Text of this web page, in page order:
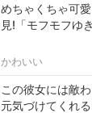
めちゃくちゃ可
見!「モフモフゆ
かわいい
この彼女には敵
元気づけてくれ